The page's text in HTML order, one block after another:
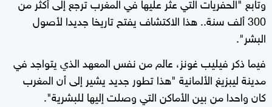
300 ألف سنة.. هذا الاكتشاف يفتح تاريخا جديدا لأصول
البشر".
فيما ذكر فيليب غونز، عالم من نفس المعهد الذي يتواجد في
مدينة ليبزيغ الألمانية "هذا تطور جديد يشير إلى أن المغرب
كان واحدا من بين الأماكن التي وصلت إليها للبشرية".